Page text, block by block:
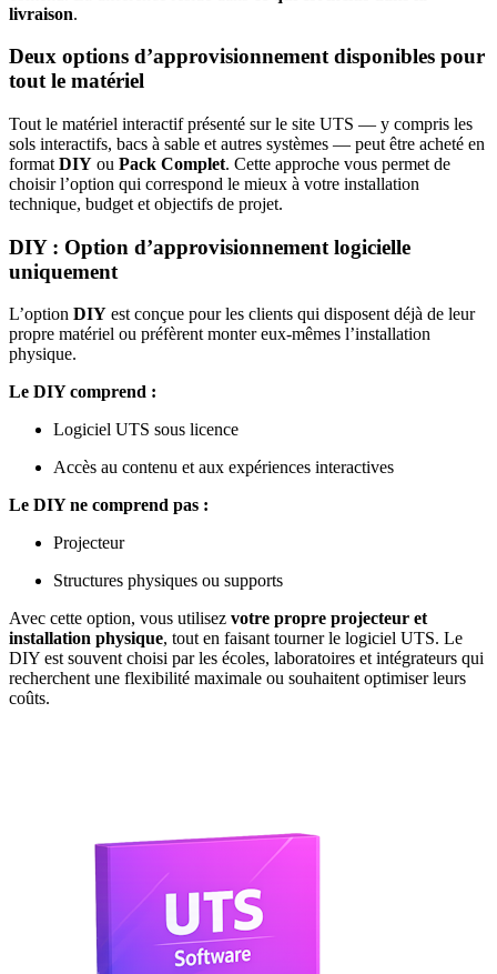
livraison.
Deux options d’approvisionnement disponibles pour
tout le matériel
Tout le matériel interactif présenté sur le site UTS — y compris les
sols interactifs, bacs à sable et autres systèmes — peut être acheté en
format DIY ou Pack Complet. Cette approche vous permet de
choisir l’option qui correspond le mieux à votre installation
technique, budget et objectifs de projet.
DIY : Option d’approvisionnement logicielle
uniquement
L’option DIY est conçue pour les clients qui disposent déjà de leur
propre matériel ou préfèrent monter eux-mêmes l’installation
physique.
Le DIY comprend :
Logiciel UTS sous licence
Accès au contenu et aux expériences interactives
Le DIY ne comprend pas :
Projecteur
Structures physiques ou supports
Avec cette option, vous utilisez votre propre projecteur et
installation physique, tout en faisant tourner le logiciel UTS. Le
DIY est souvent choisi par les écoles, laboratoires et intégrateurs qui
recherchent une flexibilité maximale ou souhaitent optimiser leurs
coûts.